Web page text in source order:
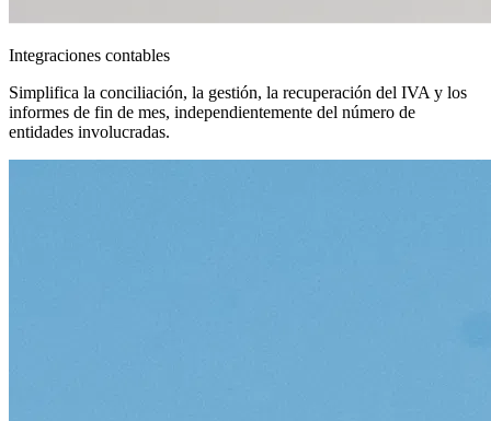
Integraciones contables
Simplifica la conciliación, la gestión, la recuperación del IVA y los
informes de fin de mes, independientemente del número de
entidades involucradas.